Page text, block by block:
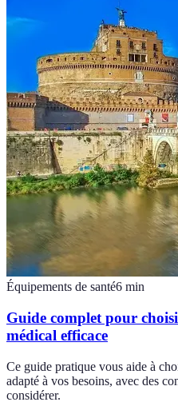
Équipements de santé6 min
Guide complet pour
médical efficace
Ce guide pratique vous aide à
adapté à vos besoins, avec des
considérer.